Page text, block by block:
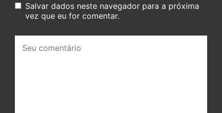
Salvar dados neste navegador para a próxima
vez que eu for comentar.
comentário: